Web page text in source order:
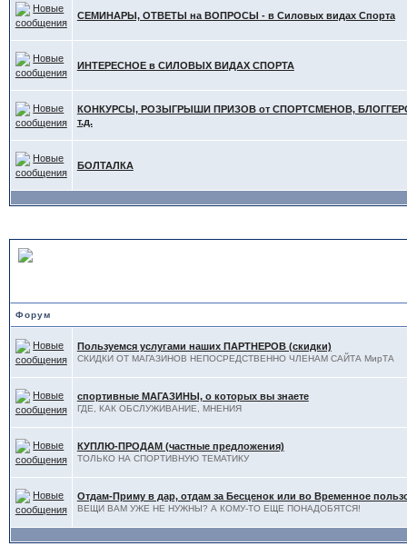
СЕМИНАРЫ, ОТВЕТЫ на ВОПРОСЫ - в Силовых видах Спорта
ИНТЕРЕСНОЕ в СИЛОВЫХ ВИДАХ СПОРТА
КОНКУРСЫ, РОЗЫГРЫШИ ПРИЗОВ от СПОРТСМЕНОВ,
т.д.
БОЛТАЛКА
Форум
Пользуемся услугами наших ПАРТНЕРОВ (скидки)
СКИДКИ ОТ МАГАЗИНОВ НЕПОСРЕДСТВЕННО ЧЛЕНАМ САЙТА МирТА
спортивные МАГАЗИНЫ, о которых вы знаете
ГДЕ, КАК ОБСЛУЖИВАНИЕ, МНЕНИЯ
КУПЛЮ-ПРОДАМ (частные предложения)
ТОЛЬКО НА СПОРТИВНУЮ ТЕМАТИКУ
Отдам-Приму в дар, отдам за Бесценок или во Временное
ВЕЩИ ВАМ УЖЕ НЕ НУЖНЫ? А КОМУ-ТО ЕЩЕ ПОНАДОБЯТСЯ!